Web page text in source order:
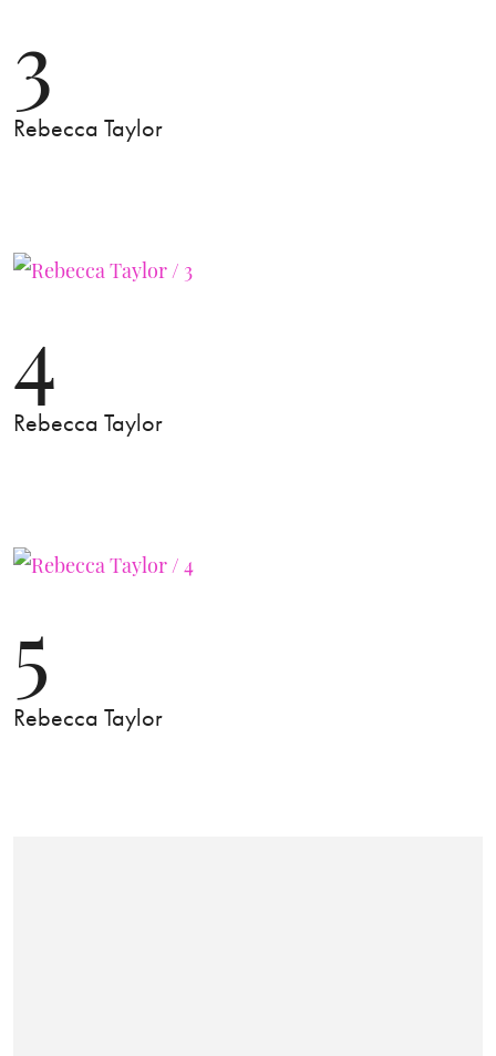
3
Rebecca Taylor
4
Rebecca Taylor
5
Rebecca Taylor